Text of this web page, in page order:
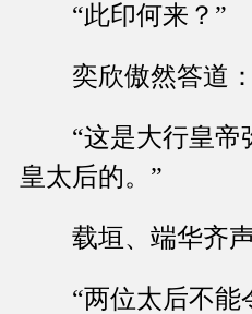
“此印何来？”
奕欣傲然答道：
“这是大行皇帝
皇太后的。”
载垣、端华齐
“两位太后不能